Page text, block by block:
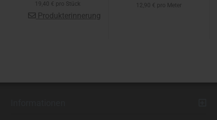
19,40 € pro Stück
Produkterinnerung
12,90 € pro Meter